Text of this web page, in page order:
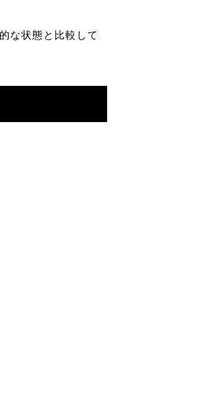
な状態と比較して